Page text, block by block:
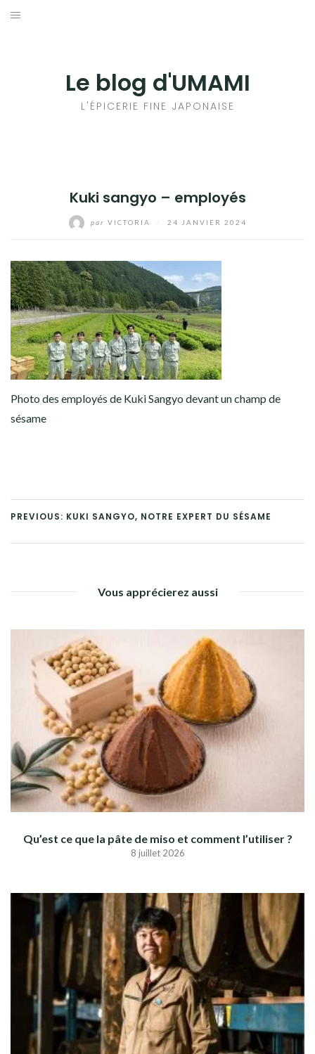
Aller
Le blog d'UMAMI
L'ÉPICERIE FINE JAPONAISE
Kuki sangyo – employés
par VICTORIA 24 JANVIER 2024
Photo des employés de Kuki Sangyo devant un champ de
sésame
PREVIOUS: KUKI SANGYO, NOTRE EXPERT DU SÉSAME
Vous apprécierez aussi
Qu’est ce que la pâte de miso et comment l’utiliser ?
8 juillet 2026